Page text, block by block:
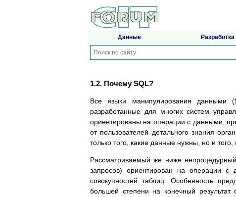
Данные Разработка
1.2. Почему SQL?
Все языки манипулирования
разработанные для многих систем
ориентированы на операции с данными,
от пользователей детального знания
только того, какие данные нужны, но и
Рассматриваемый же ниже
запросов) ориентирован на операции с
совокупностей таблиц. Особенность
большей степени на конечный